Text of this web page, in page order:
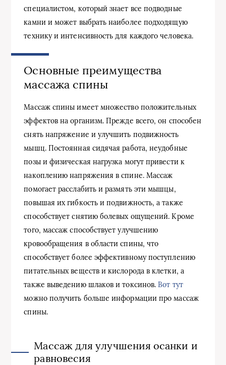
специалистом, который знает все подводные
камни и может выбрать наиболее подходящую
технику и интенсивность для каждого человека.
Основные преимущества
массажа спины
Массаж спины имеет множество положительных
эффектов на организм. Прежде всего, он способен
снять напряжение и улучшить подвижность
мышц. Постоянная сидячая работа, неудобные
позы и физическая нагрузка могут привести к
накоплению напряжения в спине. Массаж
помогает расслабить и размять эти мышцы,
повышая их гибкость и подвижность, а также
способствует снятию болевых ощущений. Кроме
того, массаж способствует улучшению
кровообращения в области спины, что
способствует более эффективному поступлению
питательных веществ и кислорода в клетки, а
также выведению шлаков и токсинов.Вот тут
можно получить больше информации про массаж
спины.
Массаж для улучшения осанки и
равновесия